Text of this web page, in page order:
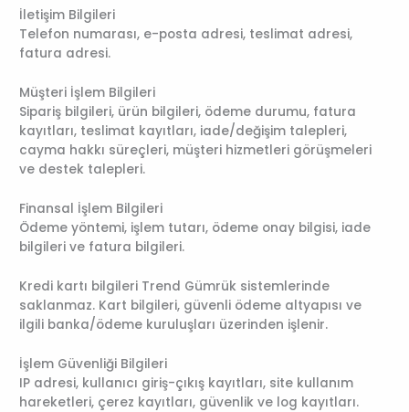
İletişim Bilgileri
Telefon numarası, e-posta adresi, teslimat adresi,
fatura adresi.
Müşteri İşlem Bilgileri
Sipariş bilgileri, ürün bilgileri, ödeme durumu, fatura
kayıtları, teslimat kayıtları, iade/değişim talepleri,
cayma hakkı süreçleri, müşteri hizmetleri görüşmeleri
ve destek talepleri.
Finansal İşlem Bilgileri
Ödeme yöntemi, işlem tutarı, ödeme onay bilgisi, iade
bilgileri ve fatura bilgileri.
Kredi kartı bilgileri Trend Gümrük sistemlerinde
saklanmaz. Kart bilgileri, güvenli ödeme altyapısı ve
ilgili banka/ödeme kuruluşları üzerinden işlenir.
İşlem Güvenliği Bilgileri
IP adresi, kullanıcı giriş-çıkış kayıtları, site kullanım
hareketleri, çerez kayıtları, güvenlik ve log kayıtları.